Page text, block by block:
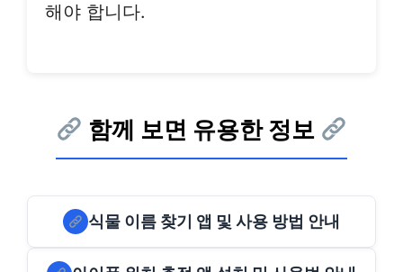
해야 합니다.
함께 보면 유용한 정보
식물 이름 찾기 앱 및 사용 방법 안내